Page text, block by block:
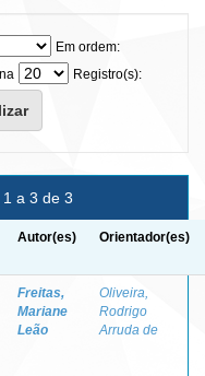
Em ordem:
Registro(s):
a 3 de 3
Autor(es) Orientador(es)
Freitas,
Mariane
Leão
Oliveira,
Rodrigo
Arruda de